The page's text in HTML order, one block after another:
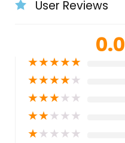
User Reviews
0.0
★★★★★
★★★★★
★★★★★
★★★★★
★★★★★